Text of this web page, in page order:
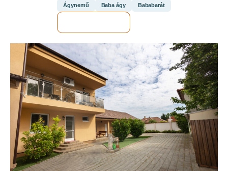
Ágynemű Baba ágy Bababarát